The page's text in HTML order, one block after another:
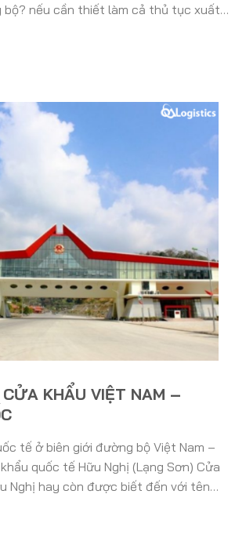
bộ? nếu cần thiết làm cả thủ tục xuất…
KHẨU VIỆT NAM –
tế ở biên giới đường bộ Việt Nam –
quốc tế Hữu Nghị (Lạng Sơn) Cửa
Nghị hay còn được biết đến với tên…